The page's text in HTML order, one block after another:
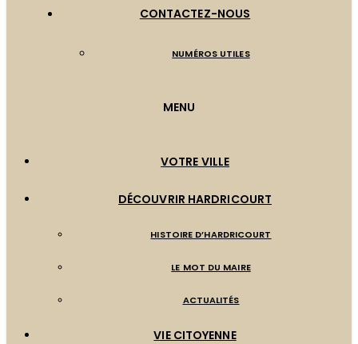
CONTACTEZ-NOUS
NUMÉROS UTILES
MENU
VOTRE VILLE
DÉCOUVRIR HARDRICOURT
HISTOIRE D’HARDRICOURT
LE MOT DU MAIRE
ACTUALITÉS
VIE CITOYENNE